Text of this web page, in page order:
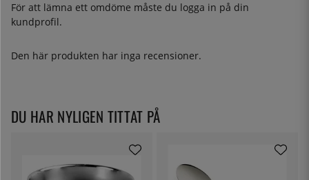
För att lämna ett omdöme måste du logga in på din
kundprofil.
Den här produkten har inga recensioner.
DU HAR NYLIGEN TITTAT PÅ